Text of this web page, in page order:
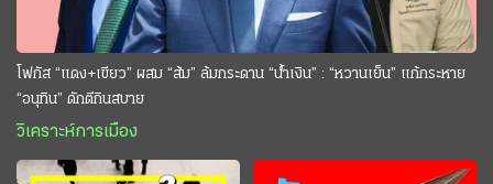
โฟกัส “แดง+เขียว” ผสม “ส้ม” ล้มกระดาน “นํ้าเงิน” : “หวานเย็น” แก้กระหาย
“อนุทิน” ดักตีกินสบาย
วิเคราะห์การเมือง